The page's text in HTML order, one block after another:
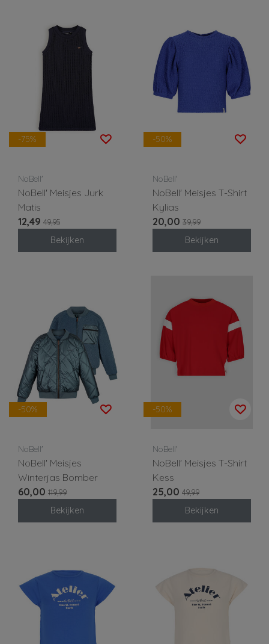
-75%
NoBell'
NoBell' Meisjes Jurk
Matis
12,49 49,95
Bekijken
-50%
NoBell'
NoBell' Meisjes T-Shirt
Kylias
20,00 39,99
Bekijken
-50%
NoBell'
NoBell' Meisjes
Winterjas Bomber
60,00 119,99
Bekijken
-50%
NoBell'
NoBell' Meisjes T-Shirt
Kess
25,00 49,99
Bekijken